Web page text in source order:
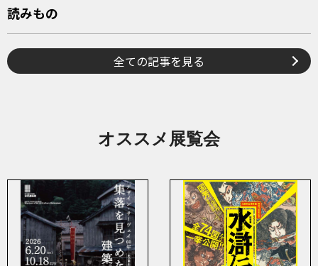
読みもの
全ての記事を見る
オススメ展覧会